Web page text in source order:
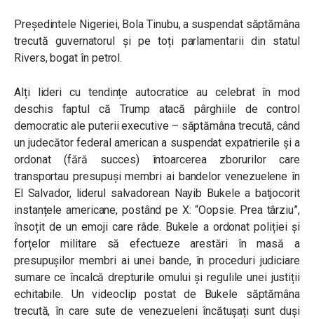
Președintele Nigeriei, Bola Tinubu, a suspendat săptămâna
trecută guvernatorul și pe toți parlamentarii din statul
Rivers, bogat în petrol.
Alți lideri cu tendințe autocratice au celebrat în mod
deschis faptul că Trump atacă pârghiile de control
democratic ale puterii executive – săptămâna trecută, când
un judecător federal american a suspendat expatrierile și a
ordonat (fără succes) întoarcerea zborurilor care
transportau presupuși membri ai bandelor venezuelene în
El Salvador, liderul salvadorean Nayib Bukele a batjocorit
instanțele americane, postând pe X: “Oopsie. Prea târziu”,
însoțit de un emoji care râde. Bukele a ordonat poliției și
forțelor militare să efectueze arestări în masă a
presupușilor membri ai unei bande, în proceduri judiciare
sumare ce încalcă drepturile omului și regulile unei justiții
echitabile. Un videoclip postat de Bukele săptămâna
trecută, în care sute de venezueleni încătușați sunt duși